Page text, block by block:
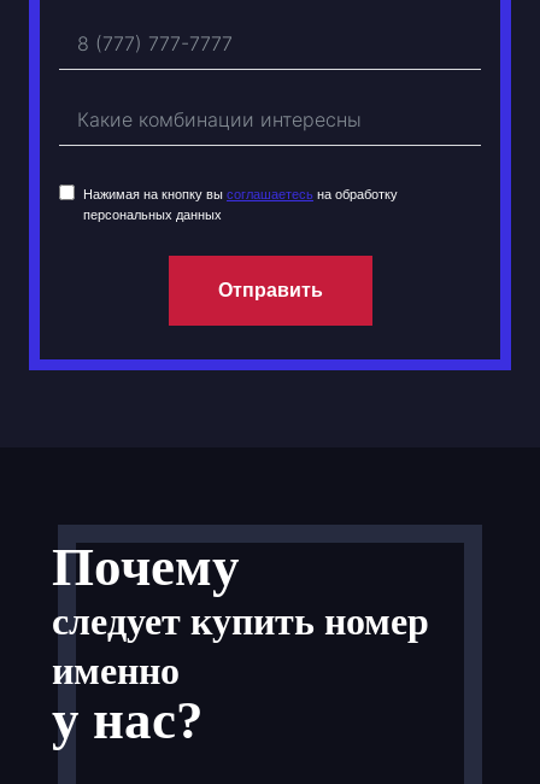
Нажимая на кнопку вы соглашаетесь на обработку
персональных данных
Отправить
Почему
следует купить номер
именно
у нас?